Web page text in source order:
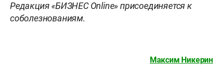
Редакция «БИЗНЕС Online» присоединяется к
соболезнованиям.
Максим Никерин